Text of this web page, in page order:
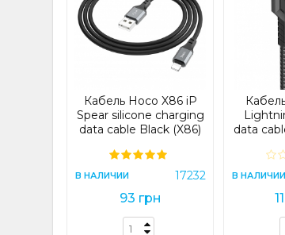
Кабель Hoco X86 iP
Spear silicone charging
data cable Black (X86)
В НАЛИЧИИ 17232
93 грн
data
В НАЛИЧИИ